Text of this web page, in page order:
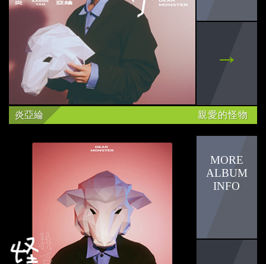
曲家瑞
詹詠然
olivia
潘柏希
Popu Lady
炎亞綸 親愛的怪物